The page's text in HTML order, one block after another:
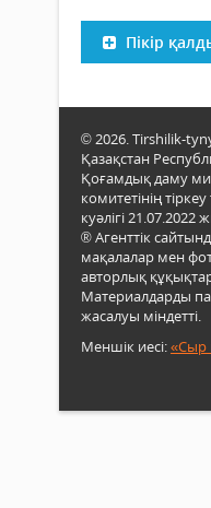
Пікір
© 2026. Tirshilik-
Қазақстан
Қоғамдық даму
комитетінің
куәлігі 21.07.2022
® Агенттік
мақалалар мен
авторлық
Материалдарды
жасалуы міндетті.
Меншік иесі:«Сыр